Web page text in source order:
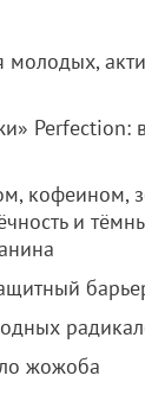
молодых,
Perfection:
кофеином,
и
жожоба